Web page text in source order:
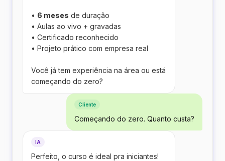
• 6 meses de duração
• Aulas ao vivo + gravadas
• Certificado reconhecido
• Projeto prático com empresa real
Você já tem experiência na área ou está
começando do zero?
Cliente
Começando do zero. Quanto custa?
IA
Perfeito, o curso é ideal pra iniciantes!